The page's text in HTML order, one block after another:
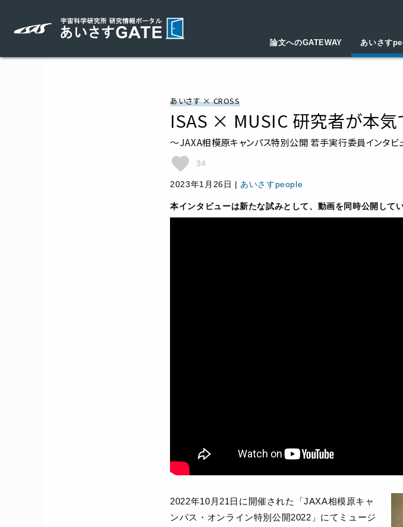
論文へのGATEWAY あいさす
あいさす × CROSS
ISAS × MUSIC 研究者が本気
～JAXA相模原キャンパス特別公開 若手実行委員インタビ
favorite 34
2023年1月26日 あいさすpeople
本インタビューは新たな試みとして、動画を同時公開して
2022年10月21日に開催された「JAXA相模原キャ
ンパス・オンライン特別公開2022」にてミュージ